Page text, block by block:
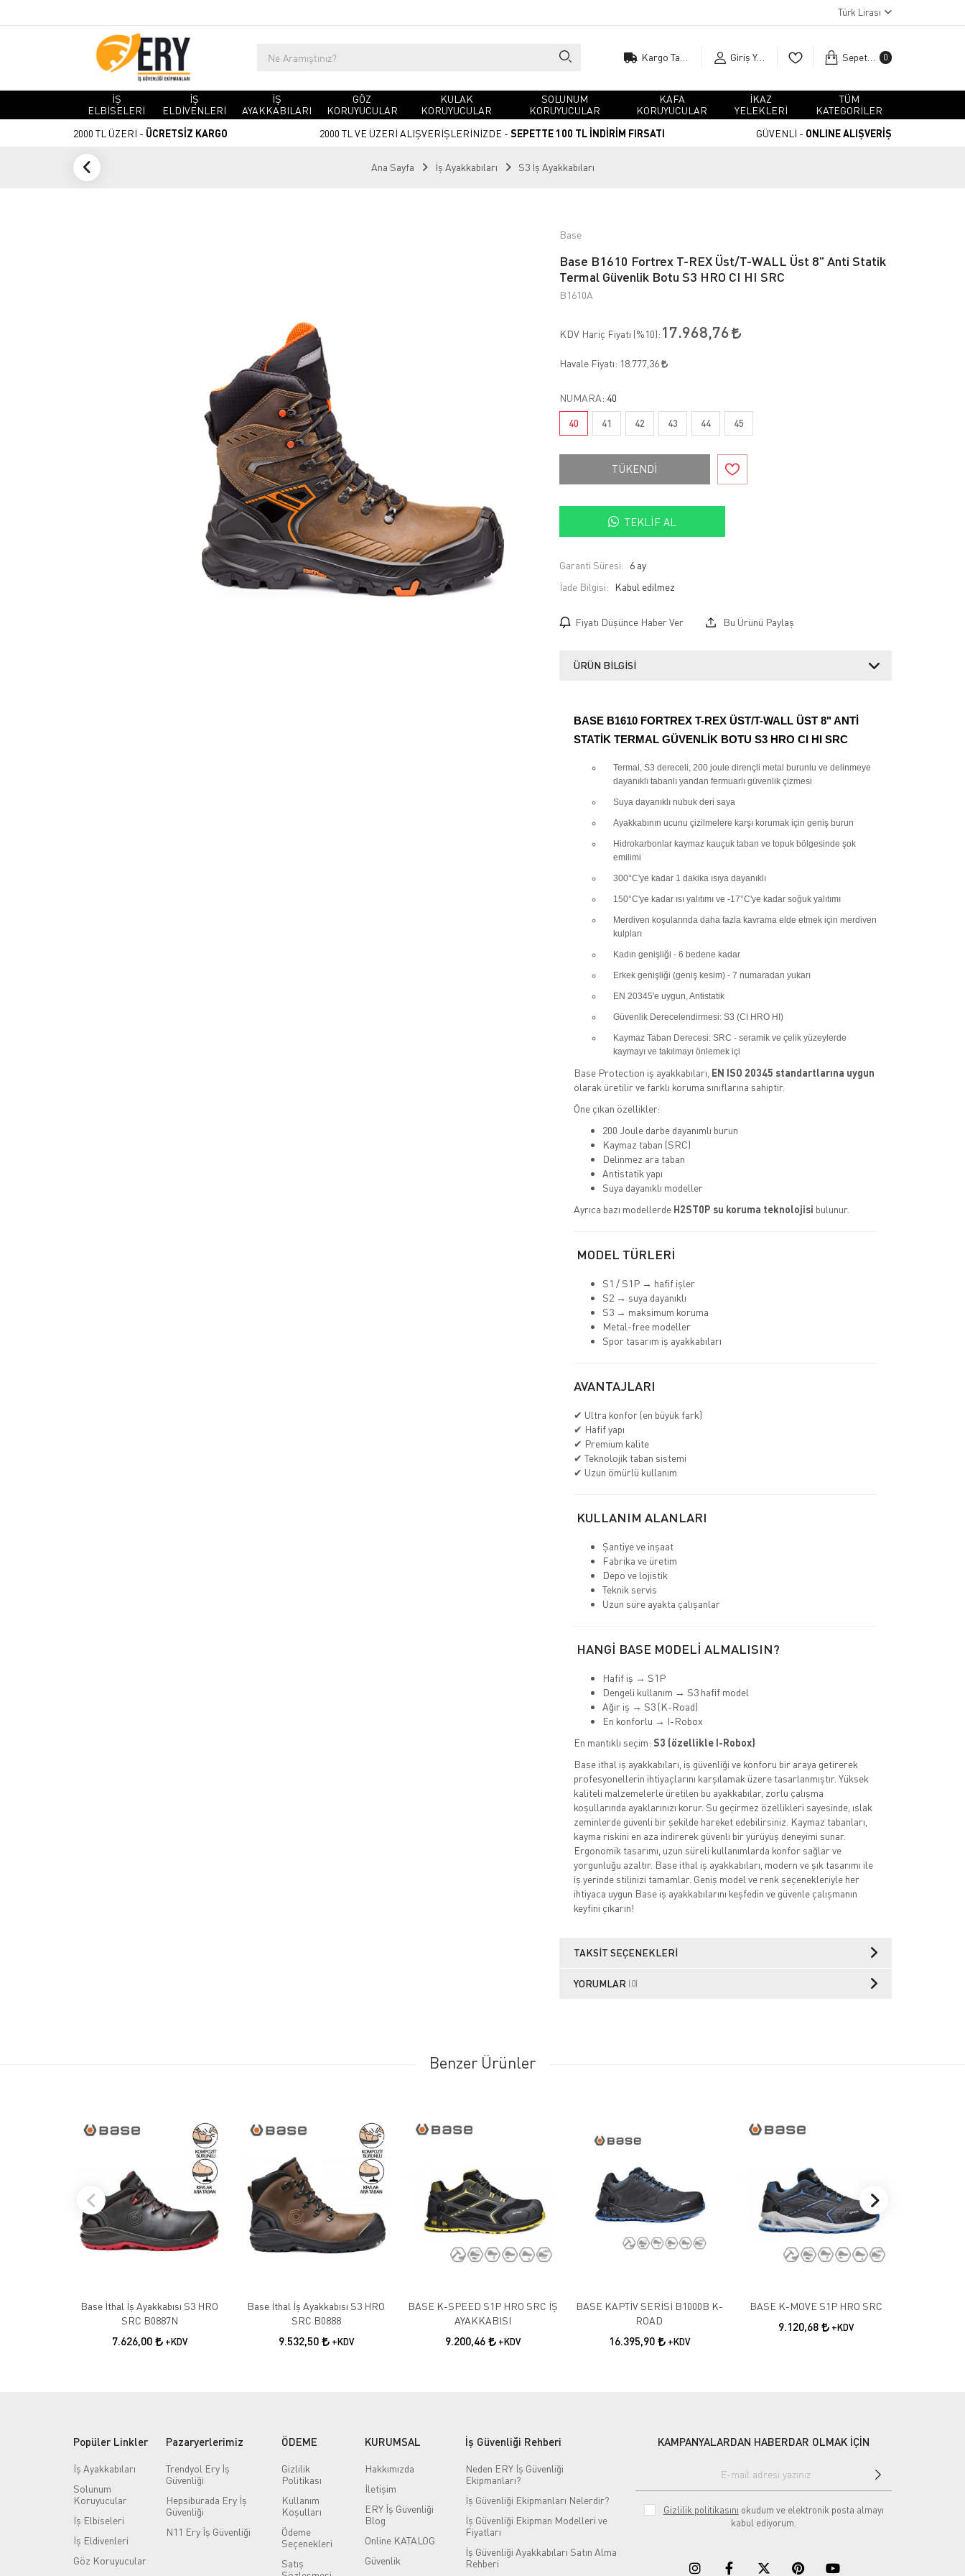
Türk Lirası
Giriş Yap Sepetim 0
İŞ
ELBİSELERİ
İŞ
ELDİVENLERİ
İŞ
AYAKKABILARI
GÖZ
KORUYUCULAR
KULAK
KORUYUCULAR
SOLUNUM
KORUYUCULAR
KAFA
KORUYUCULAR
İKAZ
YELEKLERİ
TÜM
KATEGORİLER
2000 TL ÜZERİ - ÜCRETSİZ KARGO 2000 TL VE ÜZERİ ALIŞVERİŞLERİNİZDE - SEPETTE 100 TL İNDİRİM FIRSATI GÜVENLİ - ONLINE ALIŞVERİŞ
Ana Sayfa İş Ayakkabıları S3 İş Ayakkabıları
Base
Base B1610 Fortrex T-REX Üst/T-WALL Üst 8" Anti Statik
Termal Güvenlik Botu S3 HRO CI HI SRC
B1610A
KDV Hariç Fiyatı (%10): 17.968,76
Havale Fiyatı: 18.777,36
NUMARA: 40
40 41 42 43 44 45
TÜKENDİ
TEKLIF AL
Garanti Süresi: 6 ay
İade Bilgisi:
Fiyatı Düşünce Haber Ver Bu Ürünü Paylaş
ÜRÜN BILGISI
BASE B1610 FORTREX T-REX ÜST/T-WALL ÜST 8" ANTİ
STATİK TERMAL GÜVENLİK BOTU S3 HRO CI HI SRC
Termal, S3 dereceli, 200 joule dirençli metal burunlu ve delinmeye
dayanıklı tabanlı yandan fermuarlı güvenlik çizmesi
Suya dayanıklı nubuk deri saya
Ayakkabının ucunu çizilmelere karşı korumak için geniş burun
Hidrokarbonlar kaymaz kauçuk taban ve topuk bölgesinde şok
emilimi
300°C'ye kadar 1 dakika ısıya dayanıklı
150°C'ye kadar ısı yalıtımı ve -17°C'ye kadar soğuk yalıtımı
Merdiven koşularında daha fazla kavrama elde etmek için merdiven
kulpları
Kadın genişliği - 6 bedene kadar
Erkek genişliği (geniş kesim) - 7 numaradan yukarı
EN 20345'e uygun, Antistatik
Güvenlik Derecelendirmesi: S3 (CI HRO HI)
Kaymaz Taban Derecesi: SRC - seramik ve çelik yüzeylerde
kaymayı ve takılmayı önlemek içi
Base Protection iş ayakkabıları, EN ISO 20345 standartlarına uygun
olarak üretilir ve farklı koruma sınıflarına sahiptir.
Öne çıkan özellikler:
200 Joule darbe dayanımlı burun
Kaymaz taban (SRC)
Delinmez ara taban
Antistatik yapı
Suya dayanıklı modeller
Ayrıca bazı modellerde H2ST0P su koruma teknolojisi bulunur.
MODEL TÜRLERİ
S1 / S1P → hafif işler
S2 → suya dayanıklı
S3 → maksimum koruma
Metal-free modeller
Spor tasarım iş ayakkabıları
AVANTAJLARI
✔ Ultra konfor (en büyük fark)
✔ Hafif yapı
✔ Premium kalite
✔ Teknolojik taban sistemi
✔ Uzun ömürlü kullanım
KULLANIM ALANLARI
Şantiye ve inşaat
Fabrika ve üretim
Depo ve lojistik
Teknik servis
Uzun süre ayakta çalışanlar
HANGİ BASE MODELİ ALMALISIN?
Hafif iş → S1P
Dengeli kullanım → S3 hafif model
Ağır iş → S3 (K-Road)
En konforlu → I-Robox
En mantıklı seçim: S3 (özellikle I-Robox)
Base ithal iş ayakkabıları, iş güvenliği ve konforu bir araya getirerek
profesyonellerin ihtiyaçlarını karşılamak üzere tasarlanmıştır. Yüksek
kaliteli malzemelerle üretilen bu ayakkabılar, zorlu çalışma
koşullarında ayaklarınızı korur. Su geçirmez özellikleri sayesinde, ıslak
zeminlerde güvenli bir şekilde hareket edebilirsiniz. Kaymaz tabanları,
kayma riskini en aza indirerek güvenli bir yürüyüş deneyimi sunar.
Ergonomik tasarımı, uzun süreli kullanımlarda konfor sağlar ve
yorgunluğu azaltır. Base ithal iş ayakkabıları, modern ve şık tasarımı ile
iş yerinde stilinizi tamamlar. Geniş model ve renk seçenekleriyle her
ihtiyaca uygun Base iş ayakkabılarını keşfedin ve güvenle çalışmanın
keyfini çıkarın!
TAKSIT SEÇENEKLERI
YORUMLAR (0)
Benzer Ürünler
Base İthal İş Ayakkabısı S3 HRO
SRC B0887N
7.626,00 +KDV
Base İthal İş Ayakkabısı S3 HRO
SRC B0888
9.532,50 +KDV
BASE K-SPEED S1P HRO SRC İŞ
AYAKKABISI
9.200,46 +KDV
BASE KAPTİV SERİSİ B1000B K-
ROAD
16.395,90 +KDV
BASE K-MOVE S1P HRO SRC
9.120,68 +KDV
Popüler Linkler
İş Ayakkabıları
Solunum
Koruyucular
İş Elbiseleri
İş Eldivenleri
Göz Koruyucular
Pazaryerlerimiz
Trendyol Ery İş
Güvenliği
Hepsiburada Ery İş
Güvenliği
N11 Ery İş Güvenliği
ÖDEME
Gizlilik
Politikası
Kullanım
Koşulları
Ödeme
Seçenekleri
Satış
KURUMSAL
Hakkımızda
İletişim
ERY İş Güvenliği
Blog
Online KATALOG
Güvenlik
İş Güvenliği Rehberi
Neden ERY İş Güvenliği
Ekipmanları?
İş Güvenliği Ekipmanları Nelerdir?
İş Güvenliği Ekipman Modelleri ve
Fiyatları
İş Güvenliği Ayakkabıları Satın Alma
Rehberi
KAMPANYALARDAN HABERDAR OLMAK İÇİN
Gizlilik politikasını okudum ve elektronik posta almayı
kabul ediyorum.